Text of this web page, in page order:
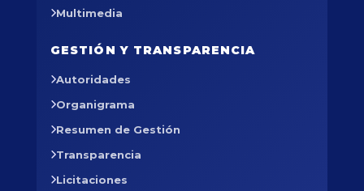
Multimedia
GESTIÓN Y TRANSPARENCIA
Autoridades
Organigrama
Resumen de Gestión
Transparencia
Licitaciones